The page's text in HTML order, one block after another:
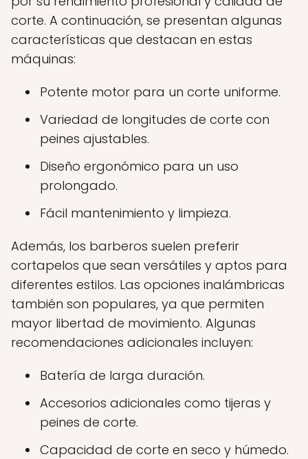
corte. A continuación, se presentan algunas
características que destacan en estas
máquinas:
Potente motor para un corte uniforme.
Variedad de longitudes de corte con
peines ajustables.
Diseño ergonómico para un uso
prolongado.
Fácil mantenimiento y limpieza.
Además, los barberos suelen preferir
cortapelos que sean versátiles y aptos para
diferentes estilos. Las opciones inalámbricas
también son populares, ya que permiten
mayor libertad de movimiento. Algunas
recomendaciones adicionales incluyen:
Batería de larga duración.
Accesorios adicionales como tijeras y
peines de corte.
Capacidad de corte en seco y húmedo.